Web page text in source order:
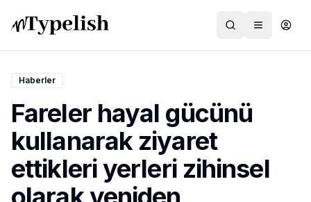
Dünya
Film ve Dizi
Kültür ve Sanat
Haberler
Fareler hayal gücünü
kullanarak ziyaret
ettikleri yerleri zihinsel